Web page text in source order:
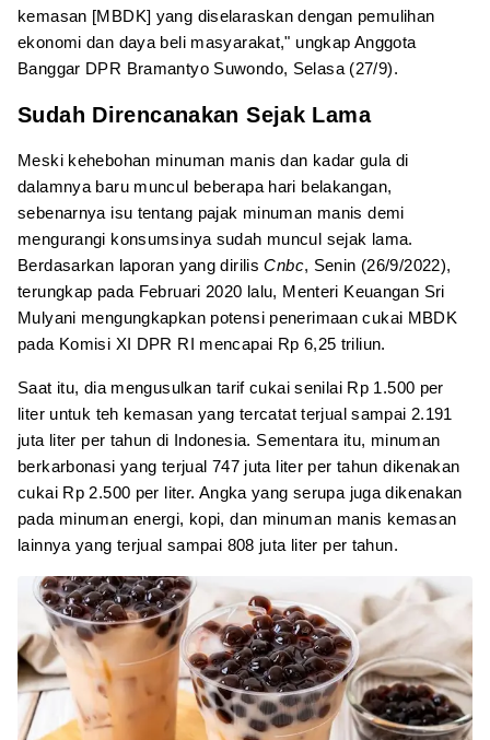
kemasan [MBDK] yang diselaraskan dengan pemulihan
ekonomi dan daya beli masyarakat," ungkap Anggota
Banggar DPR Bramantyo Suwondo, Selasa (27/9).
Sudah Direncanakan Sejak Lama
Meski kehebohan minuman manis dan kadar gula di
dalamnya baru muncul beberapa hari belakangan,
sebenarnya isu tentang pajak minuman manis demi
mengurangi konsumsinya sudah muncul sejak lama.
Berdasarkan laporan yang dirilisCnbc, Senin (26/9/2022),
terungkap pada Februari 2020 lalu, Menteri Keuangan Sri
Mulyani mengungkapkan potensi penerimaan cukai MBDK
pada Komisi XI DPR RI mencapai Rp 6,25 triliun.
Saat itu, dia mengusulkan tarif cukai senilai Rp 1.500 per
liter untuk teh kemasan yang tercatat terjual sampai 2.191
juta liter per tahun di Indonesia. Sementara itu, minuman
berkarbonasi yang terjual 747 juta liter per tahun dikenakan
cukai Rp 2.500 per liter. Angka yang serupa juga dikenakan
pada minuman energi, kopi, dan minuman manis kemasan
lainnya yang terjual sampai 808 juta liter per tahun.